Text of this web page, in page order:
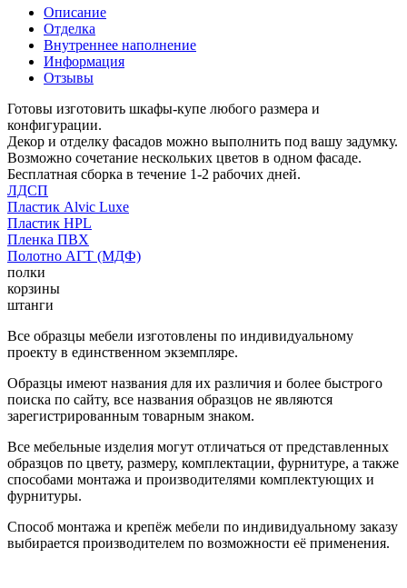
Описание
Отделка
Внутреннее наполнение
Информация
Отзывы
Готовы изготовить шкафы-купе любого размера и
конфигурации.
Декор и отделку фасадов можно выполнить под вашу задумку.
Возможно сочетание нескольких цветов в одном фасаде.
Бесплатная сборка в течение 1-2 рабочих дней.
ЛДСП
Пластик Alvic Luxe
Пластик HPL
Пленка ПВХ
Полотно АГТ (МДФ)
полки
корзины
штанги
Все образцы мебели изготовлены по индивидуальному
проекту в единственном экземпляре.
Образцы имеют названия для их различия и более быстрого
поиска по сайту, все названия образцов не являются
зарегистрированным товарным знаком.
Все мебельные изделия могут отличаться от представленных
образцов по цвету, размеру, комплектации, фурнитуре, а также
способами монтажа и производителями комплектующих и
фурнитуры.
Способ монтажа и крепёж мебели по индивидуальному заказу
выбирается производителем по возможности её применения.